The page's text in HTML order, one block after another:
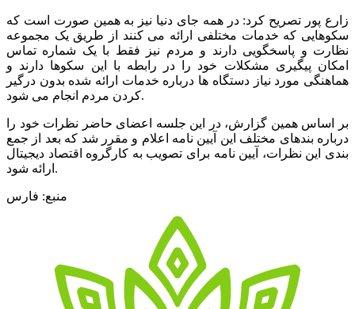
زارع پور تصریح کرد: در همه جای دنیا نیز به همین صورت است که
سکوهایی که خدمات مختلفی ارائه می کنند از طریق یک مجموعه
نظارت و پاسخگویی دارند و مردم نیز فقط با یک شماره تماس
امکان پیگیری مشکلات خود را در رابطه با این سکوها دارند و
هماهنگی مورد نیاز دستگاه ها درباره خدمات ارائه شده بدون درگیر
کردن مردم انجام می شود.
بر اساس همین گزارش، در این جلسه اعضای حاضر نظرات خود را
درباره بندهای مختلف این آیین نامه اعلام و مقرر شد که بعد از جمع
بندی این نظرات، آیین نامه برای تصویب به کارگروه اقتصاد دیجیتال
ارائه شود.
منبع: فارس